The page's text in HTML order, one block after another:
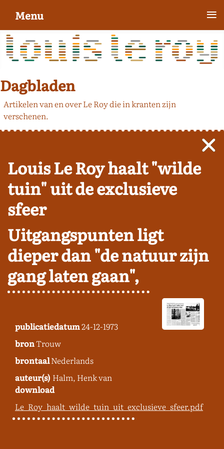
Dagbladen
Artikelen van en over Le Roy die in kranten zijn
verschenen.
Louis Le Roy haalt "wilde
tuin" uit de exclusieve
sfeer
Uitgangspunten ligt
dieper dan "de natuur zijn
gang laten gaan",
publicatiedatum24-12-1973
bronTrouw
brontaalNederlands
auteur(s) Halm, Henk van
download
Le_Roy_haalt_wilde_tuin_uit_exclusieve_sfeer.pdf
Menu ≡